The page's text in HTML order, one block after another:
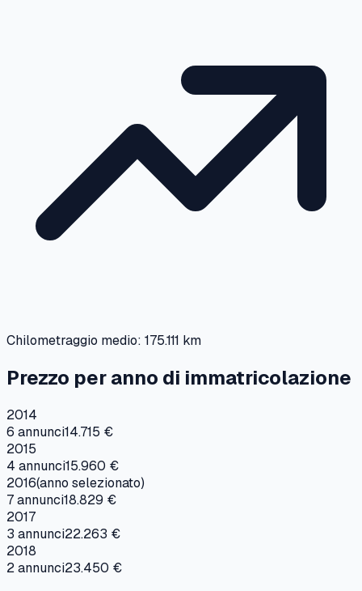
Chilometraggio medio: 175.111 km
Prezzo per anno di immatricolazione
2014
6 annunci14.715 €
2015
4 annunci15.960 €
2016(anno selezionato)
7annunci18.829 €
2017
3 annunci22.263 €
2018
2annunci23.450 €